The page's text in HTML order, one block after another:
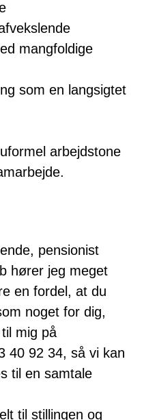
mangfoldige
som en langsigtet
arbejdstone
pensionist
hører jeg meget
en fordel, at du
noget for dig,
mig på
40 92 34, så vi kan
til en samtale
til stillingen og